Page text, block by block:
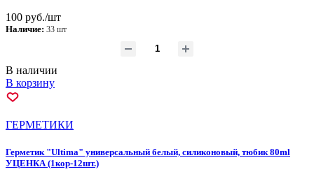
100 руб./шт
Наличие: 33 шт
В наличии
В корзину
ГEPМЕТИКИ
Герметик "Ultima" универсальный белый, силиконовый, тюбик 80ml
УЦЕНКА (1кор-12шт.)